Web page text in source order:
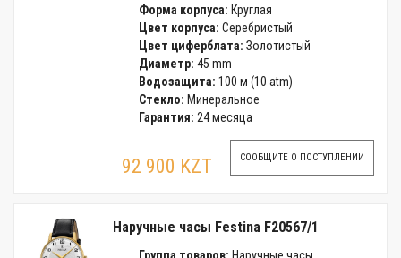
Форма корпуса: Круглая
Цвет корпуса: Серебристый
Цвет циферблата: Золотистый
Диаметр: 45 mm
Водозащита: 100 м (10 atm)
Стекло: Минеральное
Гарантия: 24 месяца
92 900 KZT СООБЩИТЕ О ПОСТУПЛЕНИИ
Наручные часы Festina F20567/1